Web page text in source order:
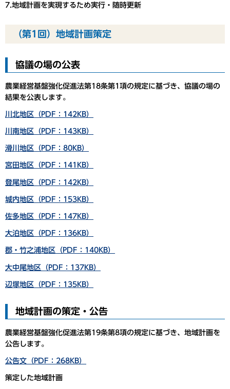
7.地域計画を実現するため実行・随時更新
（第1回）地域計画策定
協議の場の公表
農業経営基盤強化促進法第18条第1項の規定に基づき、協議の場の
結果を公表します。
川北地区（PDF：142KB）
川南地区（PDF：143KB）
滑川地区（PDF：80KB）
宮田地区（PDF：141KB）
登尾地区（PDF：142KB）
城内地区（PDF：153KB）
佐多地区（PDF：147KB）
大泊地区（PDF：136KB）
郡・竹之浦地区（PDF：140KB）
大中尾地区（PDF：137KB）
辺塚地区（PDF：135KB）
地域計画の策定・公告
農業経営基盤強化促進法第19条第8項の規定に基づき、地域計画を
公告します。
公告文（PDF：268KB）
策定した地域計画